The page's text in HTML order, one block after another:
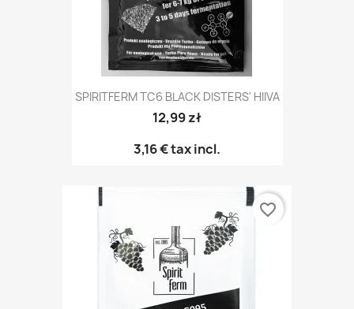
SPIRITFERM TC6 BLACK DISTERS' HIIVA
12,99 zł
3,16 €tax incl.
favorite_border